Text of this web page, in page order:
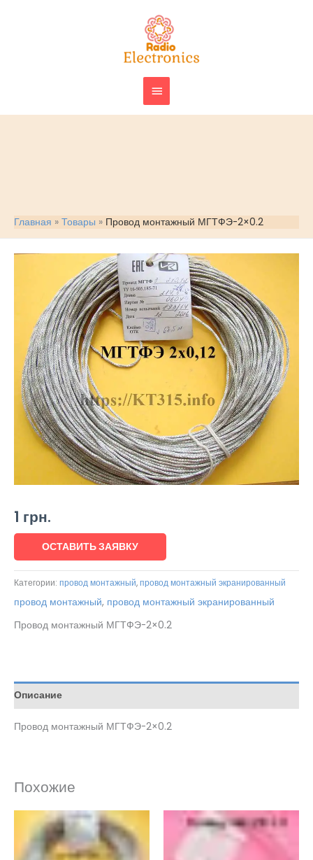
ГЛАВНОЕ
МЕНЮ
Главная Товары Провод монтажный МГТФЭ-2×0.2
1 грн.
ОСТАВИТЬ ЗАЯВКУ
Категории: провод монтажный,провод монтажный экранированный
провод монтажный, провод монтажный экранированный
Провод монтажный МГТФЭ-2×0.2
Описание
Провод монтажный МГТФЭ-2×0.2
Похожие